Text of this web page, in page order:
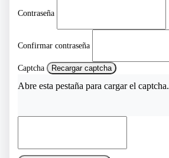
Contraseña
Confirmar contraseña
Captcha Recargar captcha
Abre esta pestaña para cargar el captcha.